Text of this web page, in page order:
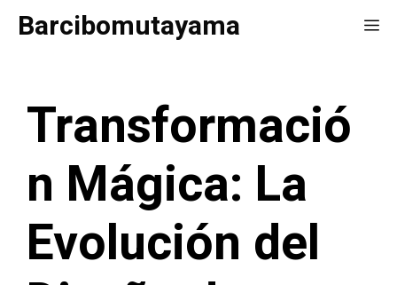
SaltarBarcibomutayama
Transformació
n Mágica: La
Evolución del